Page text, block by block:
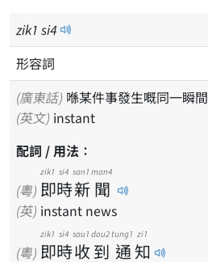
zik1 si4
形容詞
(廣東話) 喺某件事發生嘅同一瞬間
(英文) instant
配詞 / 用法：
(粵) 即
zik1
時
si4
新
san1
聞
man4
(英) instant news
(粵) 即
zik1
時
si4
收
sau1
到
dou2
通
tung1
知
zi1